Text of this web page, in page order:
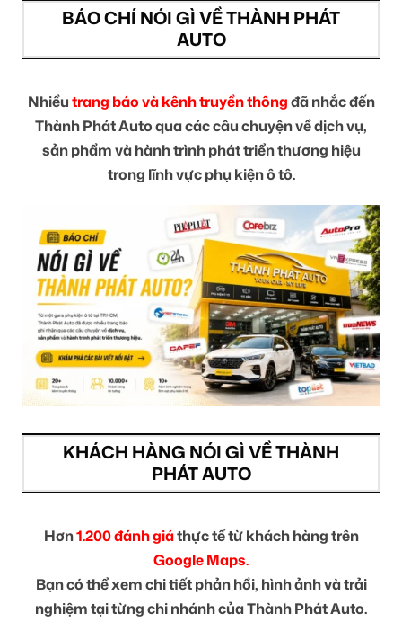
BÁO CHÍ NÓI GÌ VỀ THÀNH PHÁT
AUTO
Nhiềutrang báo và kênh truyền thôngđã nhắc đến
Thành Phát Auto qua các câu chuyện về dịch vụ,
sản phẩm và hành trình phát triển thương hiệu
trong lĩnh vực phụ kiện ô tô.
KHÁCH HÀNG NÓI GÌ VỀ THÀNH
PHÁT AUTO
Hơn1.200 đánh giáthực tế từ khách hàng trên
Google Maps.
Bạn có thể xem chi tiết phản hồi, hình ảnh và trải
nghiệm tại từng chi nhánh của Thành Phát Auto.